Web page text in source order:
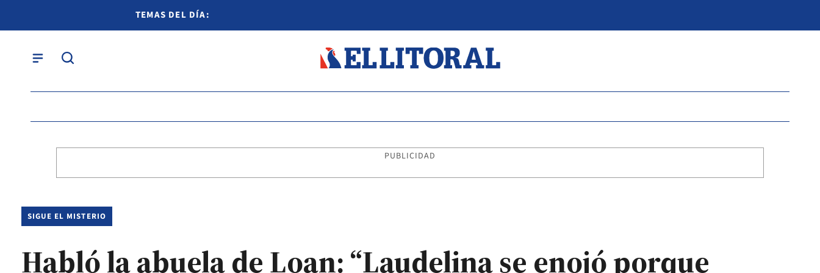
TEMAS DEL DÍA:
PUBLICIDAD
SIGUE EL MISTERIO
Habló la abuela de Loan: “Laudelina se enojó porque